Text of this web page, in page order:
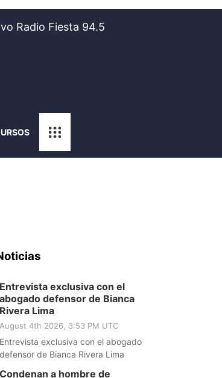
Radio Fiesta 94.5
Entrevista exclusiva con el
abogado defensor de Bianca
Rivera Lima
August 4th 2026, 3:53 PM UTC
Entrevista exclusiva con el abogado
defensor de Bianca Rivera Lima
Condenan a hombre de